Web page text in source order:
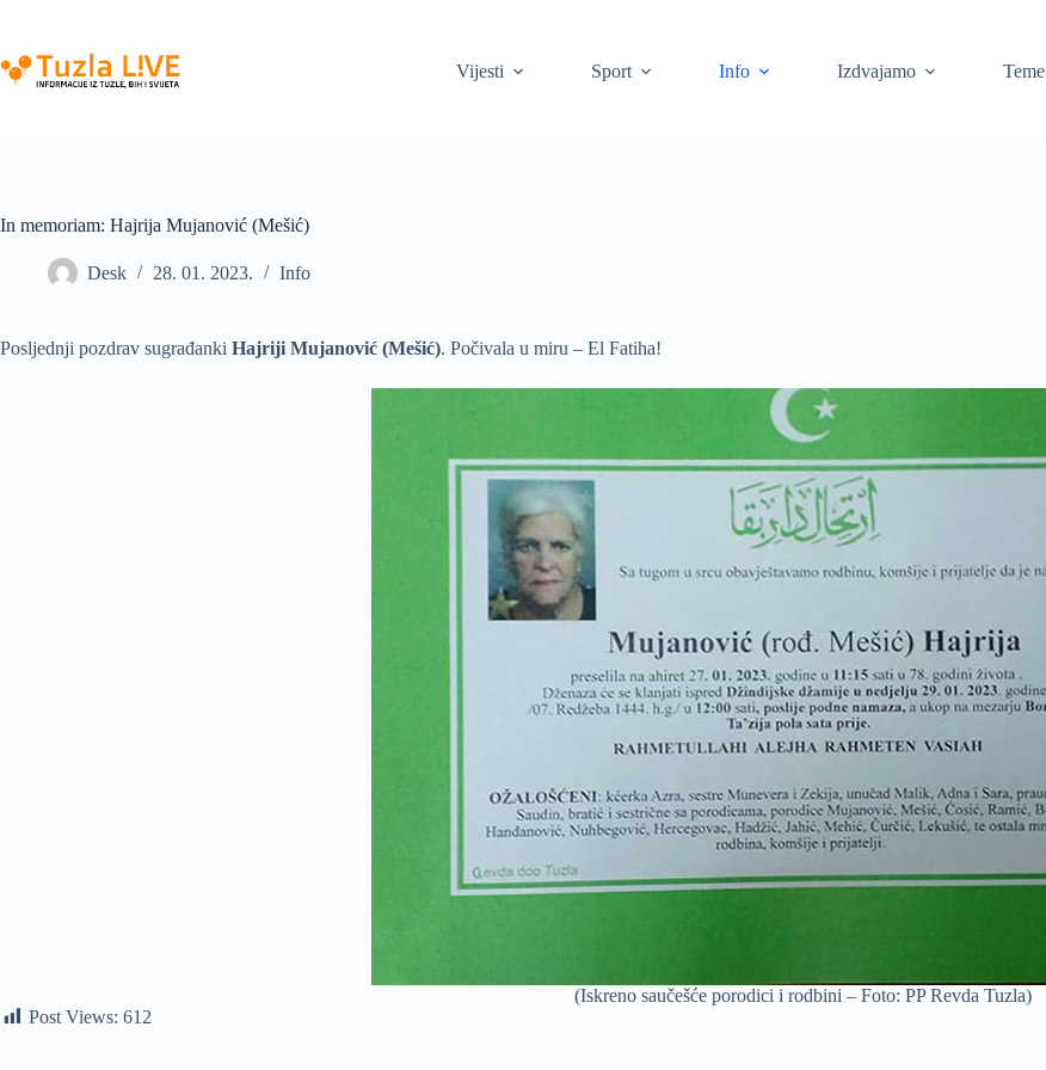
content
Vijesti
Sport Info Izdvajamo Teme
In memoriam: Hajrija Mujanović (Mešić)
Desk 28. 01. 2023. Info
Posljednji pozdrav sugrađanki Hajriji Mujanović (Mešić). Počivala u miru – El Fatiha!
(Iskreno saučešće porodici i rodbini – Foto: PP Revda Tuzla)
Post Views: 612